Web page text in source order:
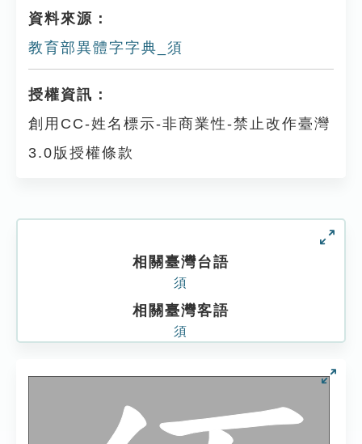
資料來源：
教育部異體字字典_須
授權資訊：
創用CC-姓名標示-非商業性-禁止改作臺灣
3.0版授權條款
相關臺灣台語
須
相關臺灣客語
須